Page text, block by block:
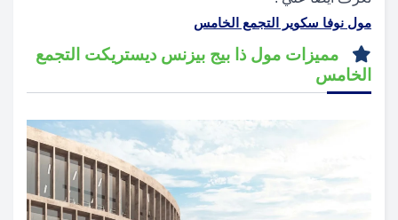
مول نوفا سكوير التجمع الخامس
مميزات مول ذا بيج بيزنس ديستريكت التجمع
الخامس